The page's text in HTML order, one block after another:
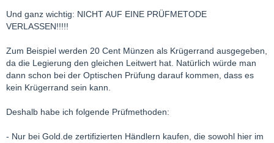
Und ganz wichtig: NICHT AUF EINE PRÜFMETODE
VERLASSEN!!!!!
Zum Beispiel werden 20 Cent Münzen als Krügerrand ausgegeben,
da die Legierung den gleichen Leitwert hat. Natürlich würde man
dann schon bei der Optischen Prüfung darauf kommen, dass es
kein Krügerrand sein kann.
Deshalb habe ich folgende Prüfmethoden:
- Nur bei Gold.de zertifizierten Händlern kaufen, die sowohl hier im